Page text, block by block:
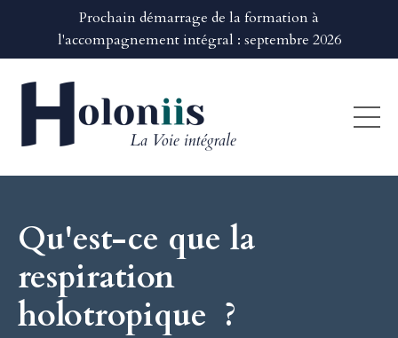
Prochain démarrage de la formation à
l'accompagnement intégral : septembre 2026
Qu'est-ce que la
respiration
holotropique ?